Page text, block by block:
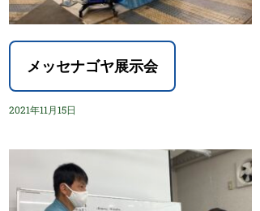
メッセナゴヤ展示会
2021年11月15日